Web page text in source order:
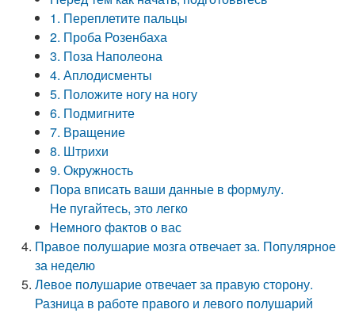
1. Переплетите пальцы
2. Проба Розенбаха
3. Поза Наполеона
4. Аплодисменты
5. Положите ногу на ногу
6. Подмигните
7. Вращение
8. Штрихи
9. Окружность
Пора вписать ваши данные в формулу.
Не пугайтесь, это легко
Немного фактов о вас
Правое полушарие мозга отвечает за. Популярное
за неделю
Левое полушарие отвечает за правую сторону.
Разница в работе правого и левого полушарий